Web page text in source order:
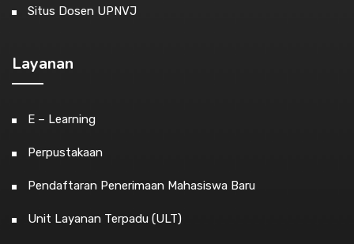
Situs Dosen UPNVJ
Layanan
E – Learning
Perpustakaan
Pendaftaran Penerimaan Mahasiswa Baru
Unit Layanan Terpadu (ULT)